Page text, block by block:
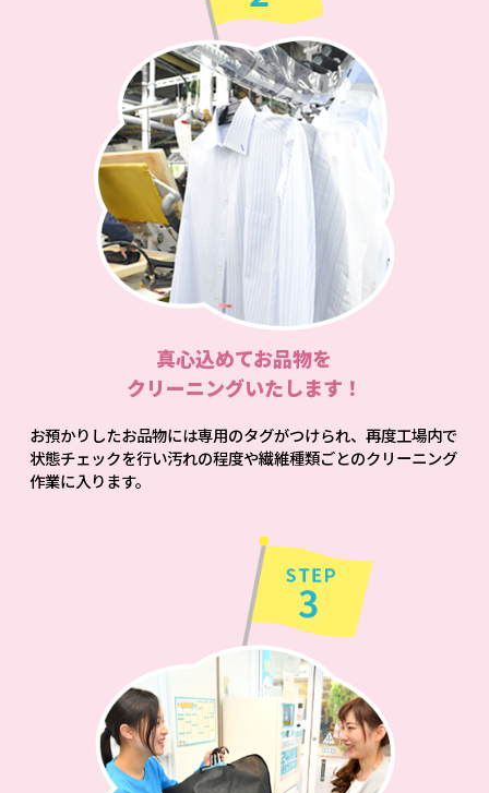
真心込めてお品物を
クリーニングいたします！
お預かりしたお品物には専用のタグがつけられ、再度工場内で
状態チェックを行い汚れの程度や繊維種類ごとのクリーニング
作業に入ります。